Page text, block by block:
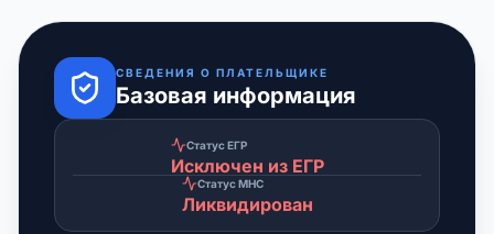
СВЕДЕНИЯ О ПЛАТЕЛЬЩИКЕ
Базовая информация
Статус ЕГР
Исключен из ЕГР
Статус МНС
Ликвидирован